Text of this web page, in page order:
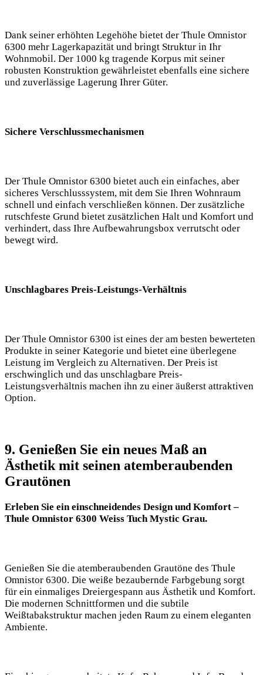
Dank seiner erhöhten Legehöhe bietet der Thule Omnistor
6300 ​mehr Lagerkapazität und bringt Struktur‍ in Ihr
Wohnmobil. Der 1000 kg tragende Korpus mit seiner
robusten Konstruktion ⁣gewährleistet ebenfalls eine ⁢sichere
und zuverlässige ‌Lagerung Ihrer Güter.
Sichere Verschlussmechanismen
Der Thule Omnistor 6300 bietet auch ein einfaches, aber
sicheres ‍Verschlusssystem, mit dem Sie Ihren Wohnraum
schnell und einfach verschließen können. Der zusätzliche
rutschfeste Grund bietet zusätzlichen Halt und Komfort und
verhindert, dass Ihre Aufbewahrungsbox verrutscht oder
bewegt wird.
Unschlagbares Preis-Leistungs-Verhältnis
Der Thule Omnistor 6300 ist eines der am besten bewerteten
Produkte‍ in seiner Kategorie und bietet eine überlegene
Leistung im Vergleich zu Alternativen. Der⁢ Preis ist
erschwinglich und das unschlagbare Preis-
Leistungsverhältnis machen ihn zu einer äußerst attraktiven
Option.
9. Genießen Sie ein neues Maß an
Ästhetik mit seinen atemberaubenden
⁤Grautönen
Erleben Sie ein einschneidendes Design und Komfort –
Thule Omnistor 6300 ‍Weiss Tuch Mystic Grau.
Genießen Sie die atemberaubenden Grautöne des Thule⁤
Omnistor 6300. Die weiße bezaubernde Farbgebung sorgt
für ein einmaliges Dreiergespann aus Ästhetik und Komfort.
Die modernen Schnittformen und die subtile
Weißtabakstruktur machen ⁤jeden Raum zu einem eleganten
Ambiente.